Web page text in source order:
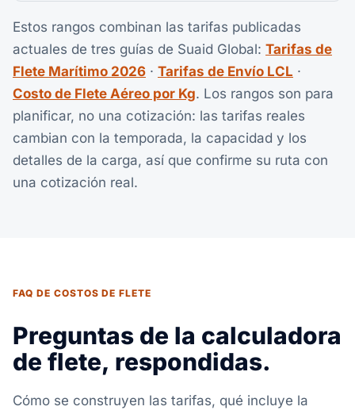
Estos rangos combinan las tarifas publicadas
actuales de tres guías de Suaid Global: Tarifas de
Flete Marítimo 2026 · Tarifas de Envío LCL ·
Costo de Flete Aéreo por Kg. Los rangos son para
planificar, no una cotización: las tarifas reales
cambian con la temporada, la capacidad y los
detalles de la carga, así que confirme su ruta con
una cotización real.
FAQ DE COSTOS DE FLETE
Preguntas de la calculadora
de flete, respondidas.
Cómo se construyen las tarifas, qué incluye la